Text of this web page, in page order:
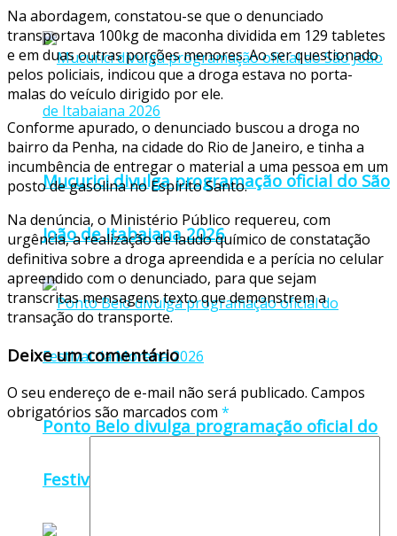
Mucurici divulga programação oficial do São
João de Itabaiana 2026
Ponto Belo divulga programação oficial do
Festival da Morena 2026
Na abordagem, constatou-se que o denunciado
transportava 100kg de maconha dividida em 129 tabletes
e em duas outras porções menores. Ao ser questionado
pelos policiais, indicou que a droga estava no porta-
malas do veículo dirigido por ele.
Conforme apurado, o denunciado buscou a droga no
bairro da Penha, na cidade do Rio de Janeiro, e tinha a
incumbência de entregar o material a uma pessoa em um
posto de gasolina no Espírito Santo.
Na denúncia, o Ministério Público requereu, com
urgência, a realização de laudo químico de constatação
definitiva sobre a droga apreendida e a perícia no celular
apreendido com o denunciado, para que sejam
transcritas mensagens texto que demonstrem a
transação do transporte.
Deixe um comentário
O seu endereço de e-mail não será publicado. Campos
obrigatórios são marcados com *